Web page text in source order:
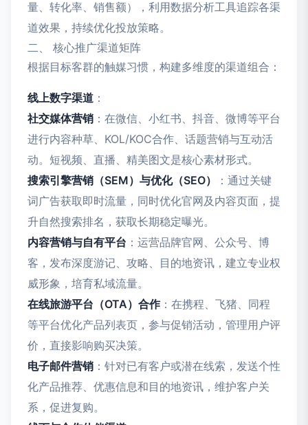
量、转化率、销售额），利用数据分析工具追踪各渠
道效果，持续优化投放策略。
二、 核心推广渠道矩阵
根据目标客群的触媒习惯，构建多维度的渠道组合：
线上数字渠道 ：
社交媒体营销 ：在微信、小红书、抖音、微博等平台
进行内容种草、KOL/KOC合作、话题营销与互动活
动。短视频、直播、精美图文是核心素材形式。
搜索引擎营销（SEM）与优化（SEO）
：通过关键
词广告获取即时流量，同时优化官网及内容页面，提
升自然搜索排名，获取长期稳定曝光。
内容营销与自有平台 ：运营品牌官网、公众号、博
客，发布深度游记、攻略、目的地资讯，建立专业权
威形象，培育私域流量。
在线旅游平台（OTA）合作：在携程、飞猪、同程
等平台优化产品列表页，参与促销活动，管理用户评
价，直接影响购买决策。
电子邮件营销 ：针对已有客户或潜在线索，发送个性
化产品推荐、优惠信息和目的地资讯，维护客户关
系，促进复购。